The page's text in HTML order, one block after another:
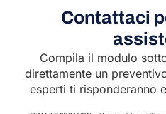
Contattaci
Compila il modulo
direttamente un
esperti ti risponderanno